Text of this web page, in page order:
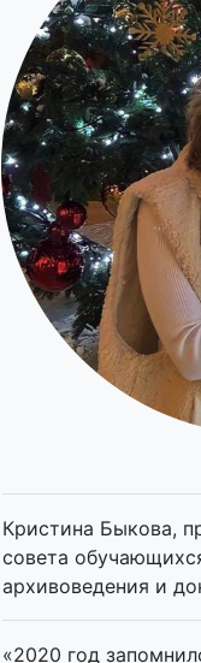
Кристина Быкова,
совета
архивоведения и
«2020 год